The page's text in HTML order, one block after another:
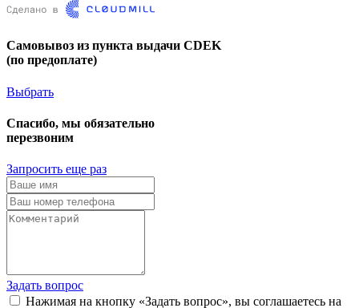
Самовывоз из пункта выдачи CDEK
(по предоплате)
Выбрать
Спасибо, мы обязательно
перезвоним
Запросить еще раз
Задать вопрос
Нажимая на кнопку «Задать вопрос», вы соглашаетесь на